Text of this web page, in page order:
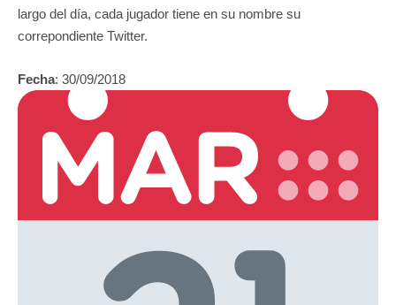
largo del día, cada jugador tiene en su nombre su
correpondiente Twitter.
Fecha: 30/09/2018